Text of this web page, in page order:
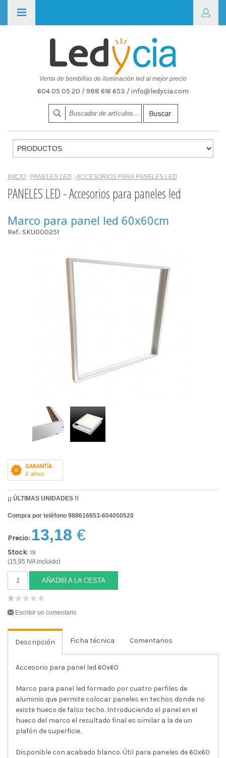
Venta de bombillas de iluminación led al mejor precio
604 05 05 20 / 988 616 653 / info@ledycia.com
INICIO /PANELES LED /ACCESORIOS PARA PANELES LED
PANELES LED - Accesorios para paneles led
Marco para panel led 60x60cm
Ref.: SKU000251
GARANTÍA
2 años
¡¡ ÚLTIMAS UNIDADES !!
Compra por teléfono 988616653-604050520
Precio: 13,18 €
Stock: 19
(15,95 IVA incluido)
AÑADIR A LA CESTA
Escribir un comentario
Descripción Ficha técnica Comentarios
Accesorio para panel led 60x60
Marco para panel led formado por cuatro perfiles de
aluminio que permite colocar paneles en techos donde no
existe hueco de falso techo. Introduciendo el panel en el
hueco del marco el resultado final es similar a la de un
plafón de superficie.
Disponible con acabado blanco. Útil para paneles de 60x60